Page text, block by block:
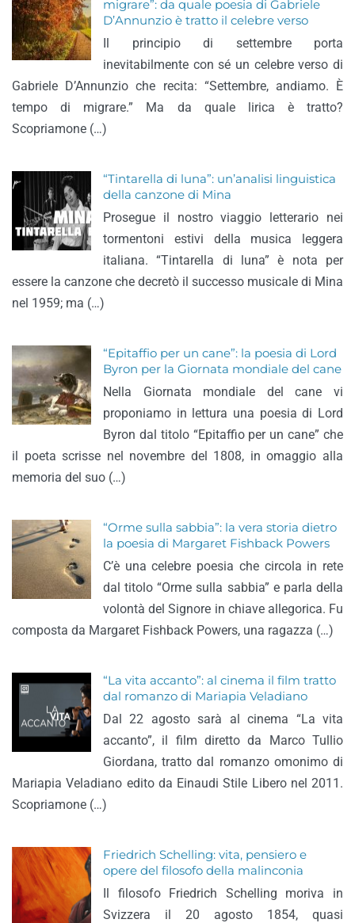
migrare”: da quale poesia di Gabriele
D’Annunzio è tratto il celebre verso
Il principio di settembre porta
inevitabilmente con sé un celebre verso di
Gabriele D’Annunzio che recita: “Settembre, andiamo. È
tempo di migrare.” Ma da quale lirica è tratto?
Scopriamone (…)
“Tintarella di luna”: un’analisi linguistica
della canzone di Mina
Prosegue il nostro viaggio letterario nei
tormentoni estivi della musica leggera
italiana. “Tintarella di luna” è nota per
essere la canzone che decretò il successo musicale di Mina
nel 1959; ma (…)
“Epitaffio per un cane”: la poesia di Lord
Byron per la Giornata mondiale del cane
Nella Giornata mondiale del cane vi
proponiamo in lettura una poesia di Lord
Byron dal titolo “Epitaffio per un cane” che
il poeta scrisse nel novembre del 1808, in omaggio alla
memoria del suo (…)
“Orme sulla sabbia”: la vera storia dietro
la poesia di Margaret Fishback Powers
C’è una celebre poesia che circola in rete
dal titolo “Orme sulla sabbia” e parla della
volontà del Signore in chiave allegorica. Fu
composta da Margaret Fishback Powers, una ragazza (…)
“La vita accanto”: al cinema il film tratto
dal romanzo di Mariapia Veladiano
Dal 22 agosto sarà al cinema “La vita
accanto”, il film diretto da Marco Tullio
Giordana, tratto dal romanzo omonimo di
Mariapia Veladiano edito da Einaudi Stile Libero nel 2011.
Scopriamone (…)
Friedrich Schelling: vita, pensiero e
opere del filosofo della malinconia
Il filosofo Friedrich Schelling moriva in
Svizzera il 20 agosto 1854, quasi